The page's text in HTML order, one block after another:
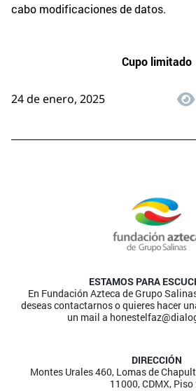
cabo modificaciones de datos.
Cupo limitado
24 de enero, 2025
ESTAMOS PARA
En Fundación Azteca de Grupo
deseas contactarnos o quieres hacer
un mail a
DIRECCIÓN
Montes Urales 460, Lomas de
11000, CDMX, Piso